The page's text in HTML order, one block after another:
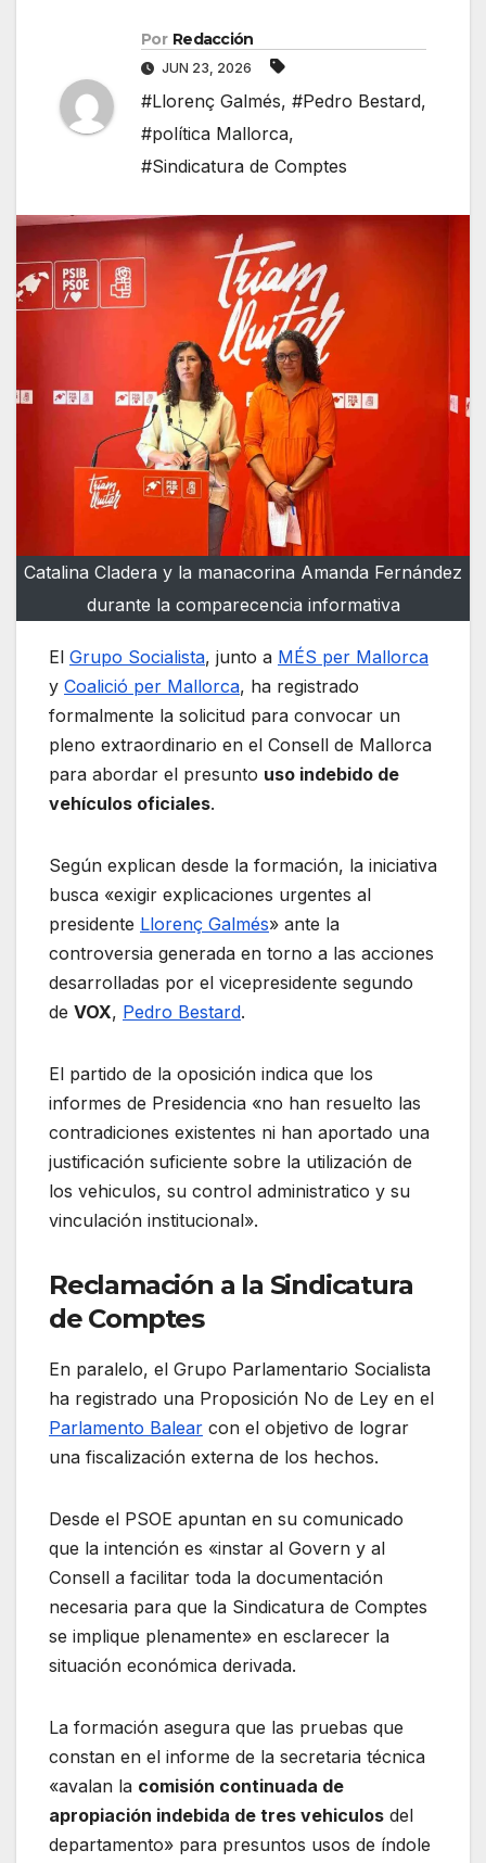
Por Redacción
JUN 23, 2026
#Llorenç Galmés, #Pedro Bestard,
#política Mallorca,
#Sindicatura de Comptes
Catalina Cladera y la manacorina Amanda Fernández
durante la comparecencia informativa
El Grupo Socialista, junto a MÉS per Mallorca
y Coalició per Mallorca, ha registrado
formalmente la solicitud para convocar un
pleno extraordinario en el Consell de Mallorca
para abordar el presunto uso indebido de
vehículos oficiales.
Según explican desde la formación, la iniciativa
busca «exigir explicaciones urgentes al
presidente Llorenç Galmés» ante la
controversia generada en torno a las acciones
desarrolladas por el vicepresidente segundo
de VOX, Pedro Bestard.
El partido de la oposición indica que los
informes de Presidencia «no han resuelto las
contradiciones existentes ni han aportado una
justificación suficiente sobre la utilización de
los vehiculos, su control administratico y su
vinculación institucional».
Reclamación a la Sindicatura
de Comptes
En paralelo, el Grupo Parlamentario Socialista
ha registrado una Proposición No de Ley en el
Parlamento Balear con el objetivo de lograr
una fiscalización externa de los hechos.
Desde el PSOE apuntan en su comunicado
que la intención es «instar al Govern y al
Consell a facilitar toda la documentación
necesaria para que la Sindicatura de Comptes
se implique plenamente» en esclarecer la
situación económica derivada.
La formación asegura que las pruebas que
constan en el informe de la secretaria técnica
«avalan la comisión continuada de
apropiación indebida de tres vehiculos del
departamento» para presuntos usos de índole